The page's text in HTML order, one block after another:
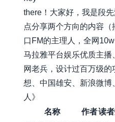
there！大家好，我是段
点分享两个方向的内容
口FM的主理人，全网
马拉雅平台娱乐优质主
网老兵，设计过百万级
想、中国雄安、新浪微
人》
名称
作者读